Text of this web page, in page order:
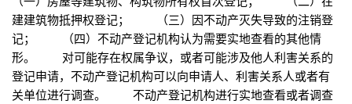
建建筑物抵押权登记； （三）因不动产灭失导致的注销登
记； （四）不动产登记机构认为需要实地查看的其他情
形。 对可能存在权属争议，或者可能涉及他人利害关系的
登记申请，不动产登记机构可以向申请人、利害关系人或者有
关单位进行调查。 不动产登记机构进行实地查看或者调查